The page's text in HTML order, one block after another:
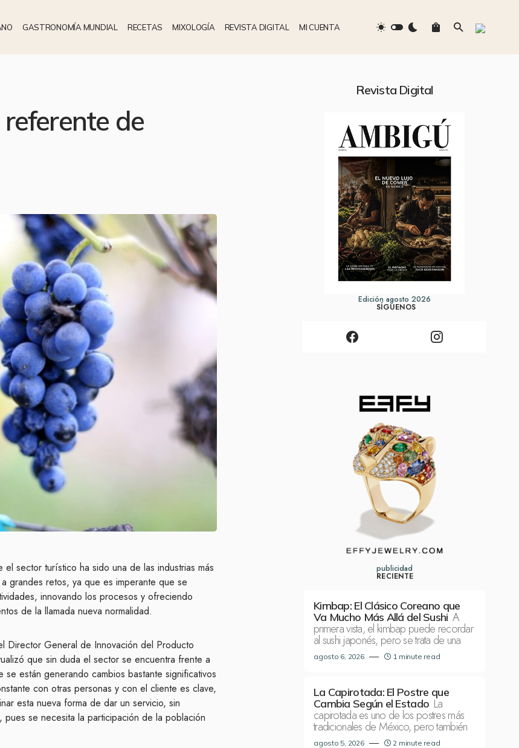
GASTRONOMÍA MUNDIAL RECETAS MIXOLOGÍA REVISTA DIGITAL MI CUENTA
de
sector turístico ha sido una de las industrias más
grandes retos, ya que es imperante que se
innovando los procesos y ofreciendo
de la llamada nueva normalidad.
Director General de Innovación del Producto
que sin duda el sector se encuentra frente a
están generando cambios bastante significativos
con otras personas y con el cliente es clave,
esta nueva forma de dar un servicio, sin
se necesita la participación de la población
Revista Digital
Edición agosto 2026
SÍGUENOS
publicidad
RECIENTE
Kimbap: El Clásico Coreano que
Va Mucho Más Allá del Sushi A
primera vista, el kimbap puede recordar
al sushi japonés, pero se trata de una
agosto 6, 2026 1 minute read
La Capirotada: El Postre que
Cambia Según el Estado La
capirotada es uno de los postres más
tradicionales de México, pero también
agosto 5, 2026 2 minute read